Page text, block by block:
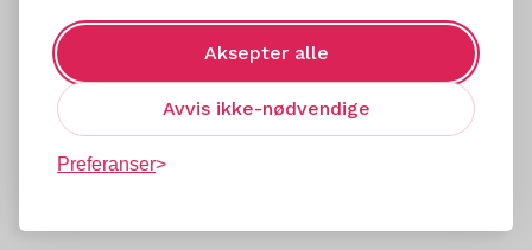
Aksepter alle
Avvis ikke-nødvendige
Preferanser